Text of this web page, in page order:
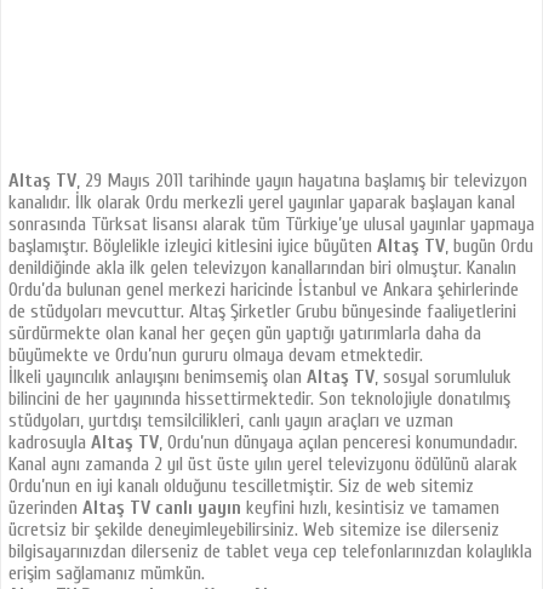
Altaş TV, 29 Mayıs 2011 tarihinde yayın hayatına başlamış bir televizyon
kanalıdır. İlk olarak Ordu merkezli yerel yayınlar yaparak başlayan kanal
sonrasında Türksat lisansı alarak tüm Türkiye’ye ulusal yayınlar yapmaya
başlamıştır. Böylelikle izleyici kitlesini iyice büyüten Altaş TV, bugün Ordu
denildiğinde akla ilk gelen televizyon kanallarından biri olmuştur. Kanalın
Ordu’da bulunan genel merkezi haricinde İstanbul ve Ankara şehirlerinde
de stüdyoları mevcuttur. Altaş Şirketler Grubu bünyesinde faaliyetlerini
sürdürmekte olan kanal her geçen gün yaptığı yatırımlarla daha da
büyümekte ve Ordu’nun gururu olmaya devam etmektedir.
İlkeli yayıncılık anlayışını benimsemiş olan Altaş TV, sosyal sorumluluk
bilincini de her yayınında hissettirmektedir. Son teknolojiyle donatılmış
stüdyoları, yurtdışı temsilcilikleri, canlı yayın araçları ve uzman
kadrosuyla Altaş TV, Ordu’nun dünyaya açılan penceresi konumundadır.
Kanal aynı zamanda 2 yıl üst üste yılın yerel televizyonu ödülünü alarak
Ordu’nun en iyi kanalı olduğunu tescilletmiştir. Siz de web sitemiz
üzerinden Altaş TV canlı yayın keyfini hızlı, kesintisiz ve tamamen
ücretsiz bir şekilde deneyimleyebilirsiniz. Web sitemize ise dilerseniz
bilgisayarınızdan dilerseniz de tablet veya cep telefonlarınızdan kolaylıkla
erişim sağlamanız mümkün.